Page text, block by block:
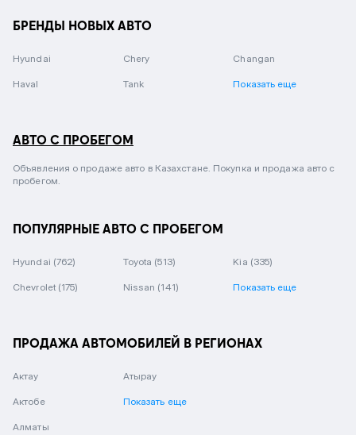
БРЕНДЫ НОВЫХ АВТО
Hyundai Chery Changan
Haval Tank Показать еще
АВТО С ПРОБЕГОМ
Объявления о продаже авто в Казахстане. Покупка и продажа авто с
пробегом.
ПОПУЛЯРНЫЕ АВТО С ПРОБЕГОМ
Hyundai (762) Toyota (513) Kia (335)
Chevrolet (175) Nissan (141) Показать еще
ПРОДАЖА АВТОМОБИЛЕЙ В РЕГИОНАХ
Актау
Актобе
Алматы
Атырау
Показать еще